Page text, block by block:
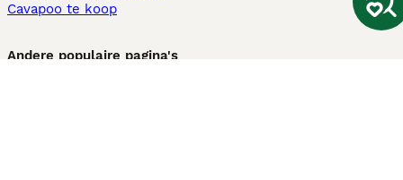
Cavapoo te koop
Andere populaire pagina's